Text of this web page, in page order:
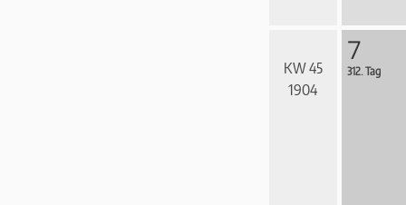
KW 45
1904
7
312. Tag